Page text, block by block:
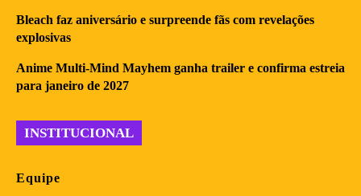
Bleach faz aniversário e surpreende fãs com revelações
explosivas
Anime Multi-Mind Mayhem ganha trailer e confirma estreia
para janeiro de 2027
INSTITUCIONAL
Equipe